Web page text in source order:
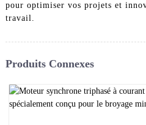
pour optimiser vos projets et
travail.
Produits Connexes